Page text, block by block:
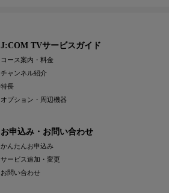
J:COM TVサービスガイド
コース案内・料金
チャンネル紹介
特長
オプション・周辺機器
お申込み・お問い合わせ
かんたんお申込み
サービス追加・変更
お問い合わせ